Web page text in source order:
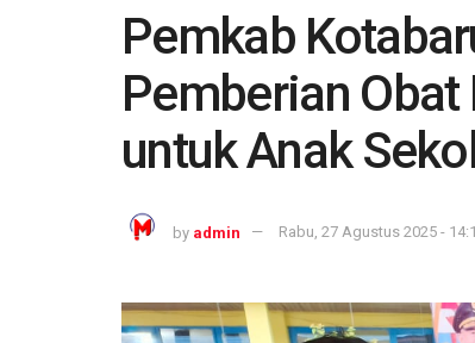
Pemkab
Pemberian
untuk Anak
by admin Rabu, 27 Agustus 2025 -